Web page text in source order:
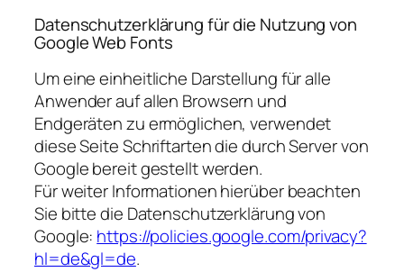
Datenschutzerklärung für die Nutzung von
Google Web Fonts
Um eine einheitliche Darstellung für alle
Anwender auf allen Browsern und
Endgeräten zu ermöglichen, verwendet
diese Seite Schriftarten die durch Server von
Google bereit gestellt werden.
Für weiter Informationen hierüber beachten
Sie bitte die Datenschutzerklärung von
Google: https://policies.google.com/privacy?
hl=de&gl=de.